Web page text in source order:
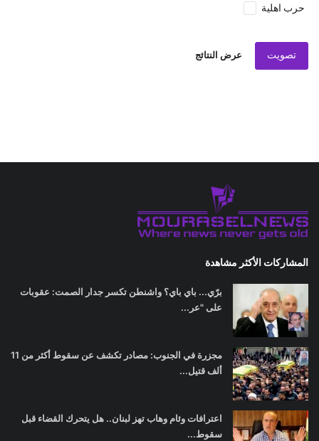
حرب اهلية
تصويت عرض النتائج
المشاركات الأكثر مشاهدة
برّي... باي باي؟ واشنطن تكسر جدار الصمت: عقوبات
على "عر...
مجزرة في الجنوب: مصادر تكشف عن سقوط أكثر من 11
ألف قتيل...
اعترافات وئام وهاب تهز لبنان.. هل يتحرك القضاء قبل
سقوط...